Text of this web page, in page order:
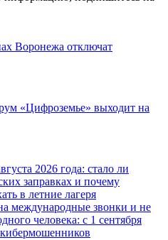
Воронежа отключат
«Цифроземье» выходит на
2026 года: стало ли
заправках и почему
в летние лагеря
международные звонки и не
человека: с 1 сентября